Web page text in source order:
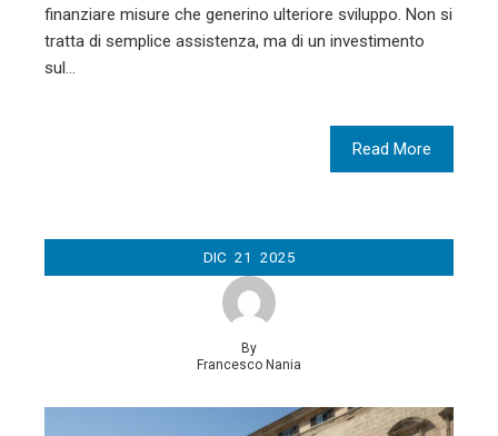
finanziare misure che generino ulteriore sviluppo. Non si
tratta di semplice assistenza, ma di un investimento
sul…
Read More
DIC 21 2025
By
Francesco Nania